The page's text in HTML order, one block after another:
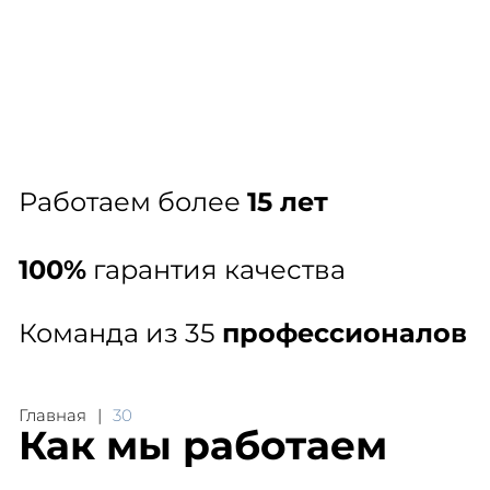
Работаем более 15 лет
100%гарантия качества
Команда из 35 профессионалов
Главная 30
Как мы работаем